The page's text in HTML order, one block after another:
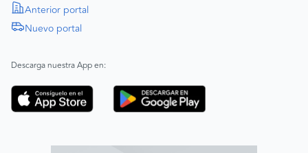
Política de Derechos Humanos
SAGRILAFT
Código de ética
Línea ética ADL digital Lab
Descarga nuestra App en:
Anterior portal
Nuevo portal